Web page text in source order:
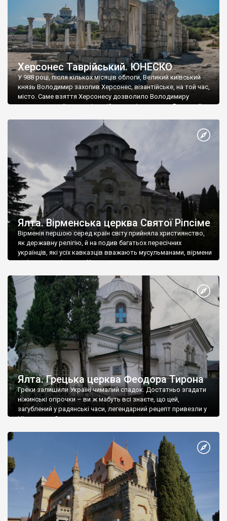
Херсонес Таврійський. ЮНЕСКО
У 988 році, після кількох місяців облоги, Великий київський
князь Володимир захопив Херсонес, візантійське, на той час,
місто. Саме взяття Херсонесу дозволило Володимиру
диктувати свої умови візантійському імператору Василю ІІ, та
Херсонесі Володимир-язичник, став Василем-християнином.
А потім було Хрещення Русі. На честь Херсонесу Таврійського
Ялта. Вірменська церква Святої Ріпсіме
Вірменія першою серед країн світу прийняла християнство,
як державну релігію, й на подив багатьох пересічних
українців, які усіх кавказців вважають мусульманами, вірмени
є відданими вірянами Христа
Ялта. Грецька церква Феодора Тирона
Греки залишили Україні чималий спадок. Достатньо згадати
ніжинські огірочки – ви ж мабуть всі знаєте, що цей,
загублений у радянські часи, легендарний рецепт привезли у
Ніжин греки?